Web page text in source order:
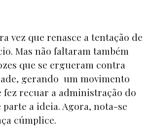
vez que renasce a tentação de
Mas não faltaram também
que se ergueram contra
gerando um movimento
fez recuar a administração do
a ideia. Agora, nota-se
cúmplice.